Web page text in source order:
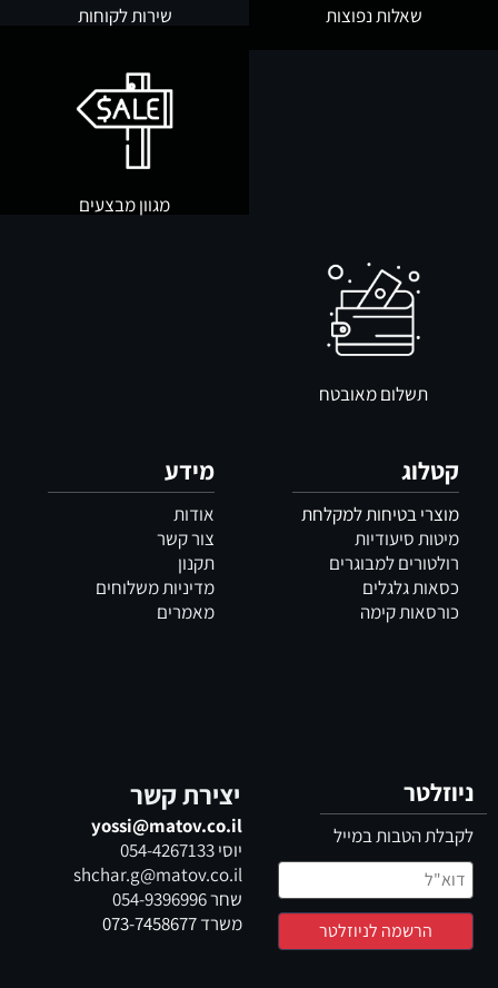
שאלות נפוצות שירות לקוחות
מגוון מבצעים
תשלום מאובטח
קטלוג
מוצרי בטיחות למקלחת
מיטות סיעודיות
רולטורים למבוגרים
כסאות גלגלים
כורסאות קימה
מידע
אודות
צור קשר
תקנון
מדיניות משלוחים
מאמרים
ניוזלטר
לקבלת הטבות במייל
יצירת קשר
yossi@matov.co.il
יוסי054-4267133
shchar.g@matov.co.il
שחר054-9396996
משרד073-7458677